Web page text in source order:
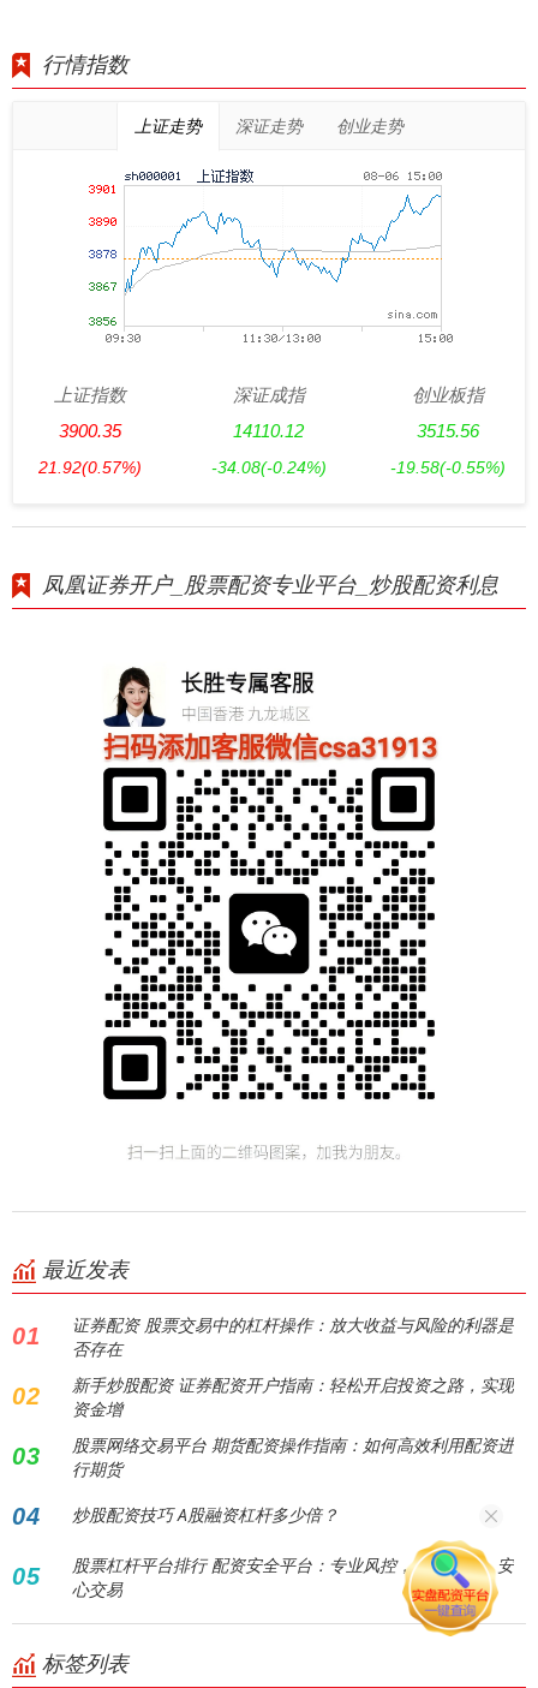
行情指数
上证走势 深证走势 创业走势
上证指数
3900.35
21.92(0.57%)
深证成指
14110.12
-34.08(-0.24%)
创业板指
3515.56
-19.58(-0.55%)
凤凰证券开户_股票配资专业平台_炒股配资利息
最近发表
01
证券配资 股票交易中的杠杆操作：放大收益与风险的利器是
否存在
02
新手炒股配资 证券配资开户指南：轻松开启投资之路，实现
资金增
03
股票网络交易平台 期货配资操作指南：如何高效利用配资进
行期货
04 炒股配资技巧 A股融资杠杆多少倍？
05
股票杠杆平台排行 配资安全平台：专业风控，资金保障，安
心交易
标签列表